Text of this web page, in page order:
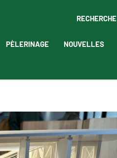
RECHERCHE
PÈLERINAGE NOUVELLES